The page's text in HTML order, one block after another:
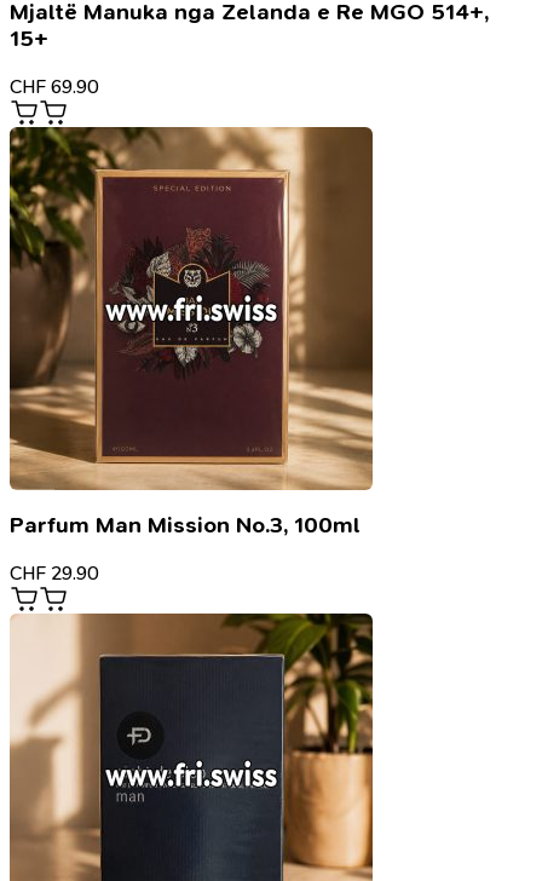
Mjaltë Manuka nga Zelanda e Re MGO 514+,
15+
CHF 69.90
Parfum Man Mission No.3, 100ml
CHF 29.90